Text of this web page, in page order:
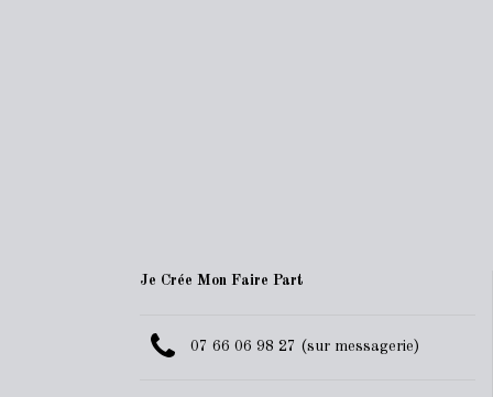
Je Crée Mon Faire Part
07 66 06 98 27 (sur messagerie)